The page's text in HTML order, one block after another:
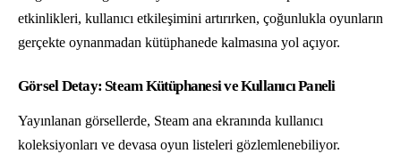
etkinlikleri, kullanıcı etkileşimini artırırken, çoğunlukla oyunların
gerçekte oynanmadan kütüphanede kalmasına yol açıyor.
Görsel Detay: Steam Kütüphanesi ve Kullanıcı Paneli
Yayınlanan görsellerde, Steam ana ekranında kullanıcı
koleksiyonları ve devasa oyun listeleri gözlemlenebiliyor.